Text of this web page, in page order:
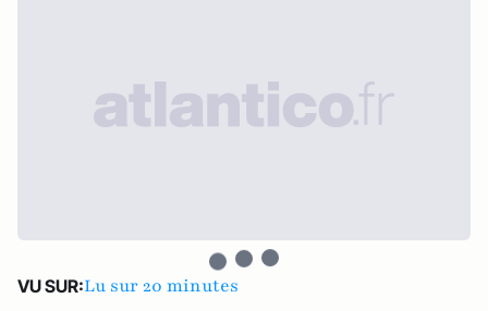
VU SUR:Lu sur 20 minutes